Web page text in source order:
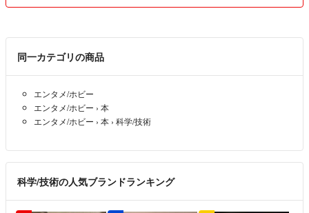
同一カテゴリの商品
エンタメ/ホビー
エンタメ/ホビー › 本
エンタメ/ホビー › 本 › 科学/技術
科学/技術の人気ブランドランキング